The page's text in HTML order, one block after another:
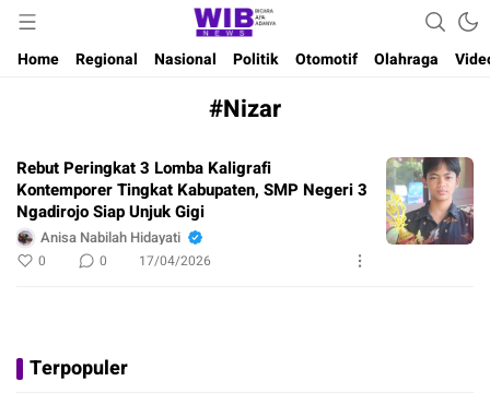
Wibnews
Waktu Indonesia Bicara
Home
Regional Nasional Politik Otomotif Olahraga
#Nizar
Rebut Peringkat 3 Lomba Kaligrafi
Kontemporer Tingkat Kabupaten, SMP Negeri 3
Ngadirojo Siap Unjuk Gigi
Anisa Nabilah Hidayati
0 0 17/04/2026
Terpopuler